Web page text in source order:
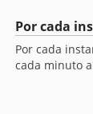
Por cada
Por cada
cada minuto